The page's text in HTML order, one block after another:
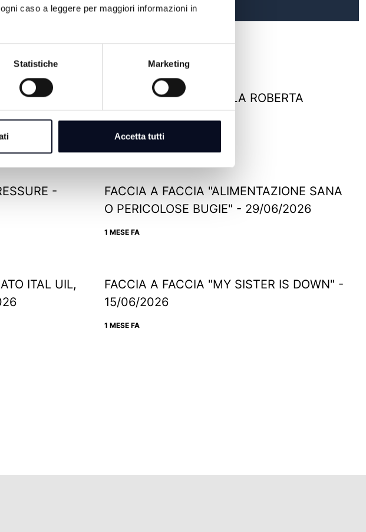
caso a leggere per maggiori informazioni in
Statistiche Marketing
Accetta tutti
IL BUIO
FACCIA A FACCIA PARLA ROBERTA
30 GIORNI FA
-
FACCIA A FACCIA "ALIMENTAZIONE SANA
O PERICOLOSE BUGIE" - 29/06/2026
1 MESE FA
ITAL UIL,
FACCIA A FACCIA "MY SISTER IS DOWN" -
15/06/2026
1 MESE FA